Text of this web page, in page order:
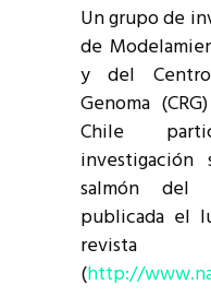
Un grupo de
de
y del
Genoma
Chile
salmón del
publicada el
(http://